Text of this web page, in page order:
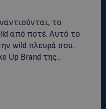
το
από ποτέ. Αυτό το
wild πλευρά σου.
Up Brand της...